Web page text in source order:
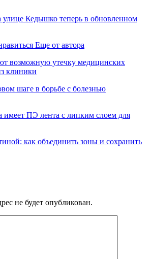
Кедышко теперь в обновленном
Еще от автора
возможную утечку медицинских
клиники
шаге в борьбе с болезнью
имеет ПЭ лента с липким слоем для
как объединить зоны и сохранить
не будет опубликован.